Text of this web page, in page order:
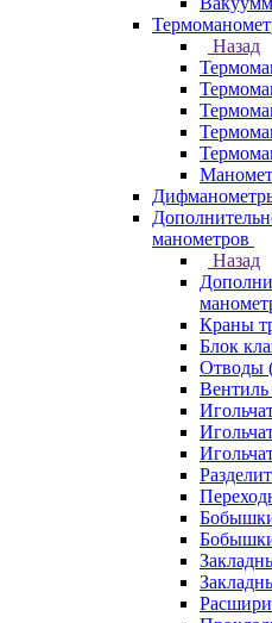
Назад
манометров
Назад
Краны
Блок
Отводы
Вентиль